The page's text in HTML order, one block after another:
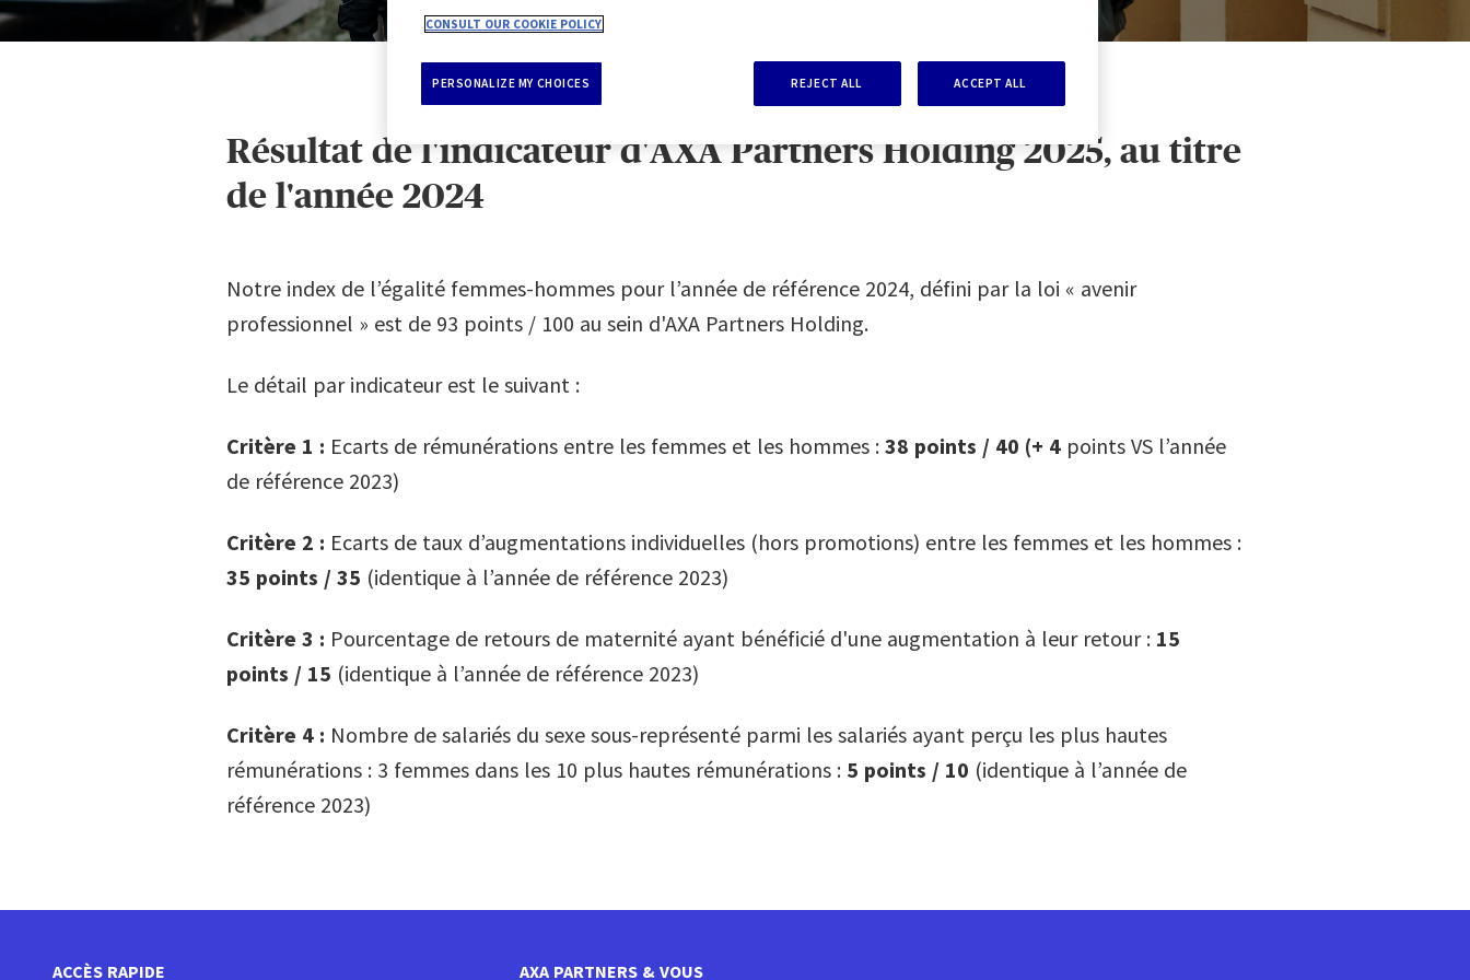
20 février 2025
Résultat de l'indicateur d'AXA Partners Holding 2025, au titre
de l'année 2024
Notre index de l’égalité femmes-hommes pour l’année de référence 2024, défini par la loi « avenir
professionnel » est de 93 points / 100 au sein d'AXA Partners Holding.
Le détail par indicateur est le suivant :
Critère 1 : Ecarts de rémunérations entre les femmes et les hommes : 38 points / 40 (+ 4 points VS l’année
de référence 2023)
Critère 2 : Ecarts de taux d’augmentations individuelles (hors promotions) entre les femmes et les hommes :
35 points / 35 (identique à l’année de référence 2023)
Critère 3 : Pourcentage de retours de maternité ayant bénéficié d'une augmentation à leur retour : 15
points / 15 (identique à l’année de référence 2023)
Critère 4 : Nombre de salariés du sexe sous-représenté parmi les salariés ayant perçu les plus hautes
rémunérations : 3 femmes dans les 10 plus hautes rémunérations : 5 points / 10 (identique à l’année de
référence 2023)
ACCÈS RAPIDE AXA PARTNERS & VOUS
CONSULT OUR COOKIE POLICY
REJECT ALL ACCEPT ALL
PERSONALIZE MY CHOICES